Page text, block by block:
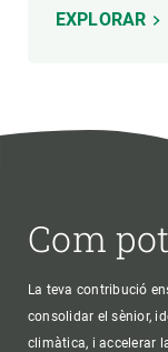
EXPLORAR
Com
La teva contribució
consolidar el sènior,
climàtica, i accelerar